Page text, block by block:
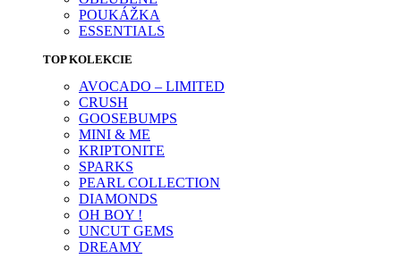
POUKÁŽKA
ESSENTIALS
TOP KOLEKCIE
AVOCADO – LIMITED
CRUSH
GOOSEBUMPS
MINI & ME
KRIPTONITE
SPARKS
PEARL COLLECTION
DIAMONDS
OH BOY !
UNCUT GEMS
DREAMY